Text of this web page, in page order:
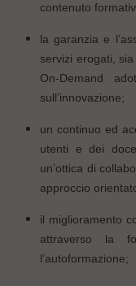
contenuto
la garanzia e
servizi erogati,
On-Demand
sull’innovazione;
un continuo ed
utenti e dei
un’ottica di
approccio
il miglioramento
attraverso la
l’autoformazione;